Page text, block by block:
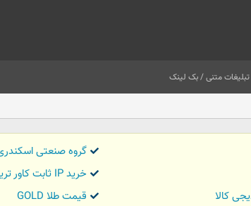
تبلیغات متنی / بک لینک
گروه صنعتی
خرید IP ثابت کاور تریدر
کالا
قیمت طلا GOLD